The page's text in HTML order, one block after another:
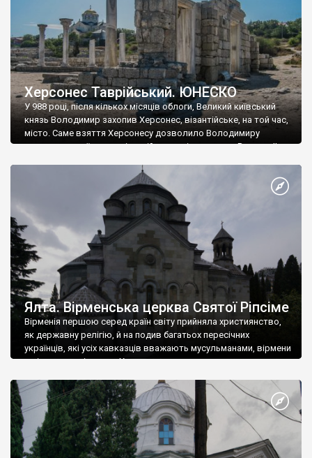
Херсонес Таврійський. ЮНЕСКО
У 988 році, після кількох місяців облоги, Великий київський
князь Володимир захопив Херсонес, візантійське, на той час,
місто. Саме взяття Херсонесу дозволило Володимиру
диктувати свої умови візантійському імператору Василю ІІ, та
Херсонесі Володимир-язичник, став Василем-християнином.
А потім було Хрещення Русі. На честь Херсонесу Таврійського
Ялта. Вірменська церква Святої Ріпсіме
Вірменія першою серед країн світу прийняла християнство,
як державну релігію, й на подив багатьох пересічних
українців, які усіх кавказців вважають мусульманами, вірмени
є відданими вірянами Христа